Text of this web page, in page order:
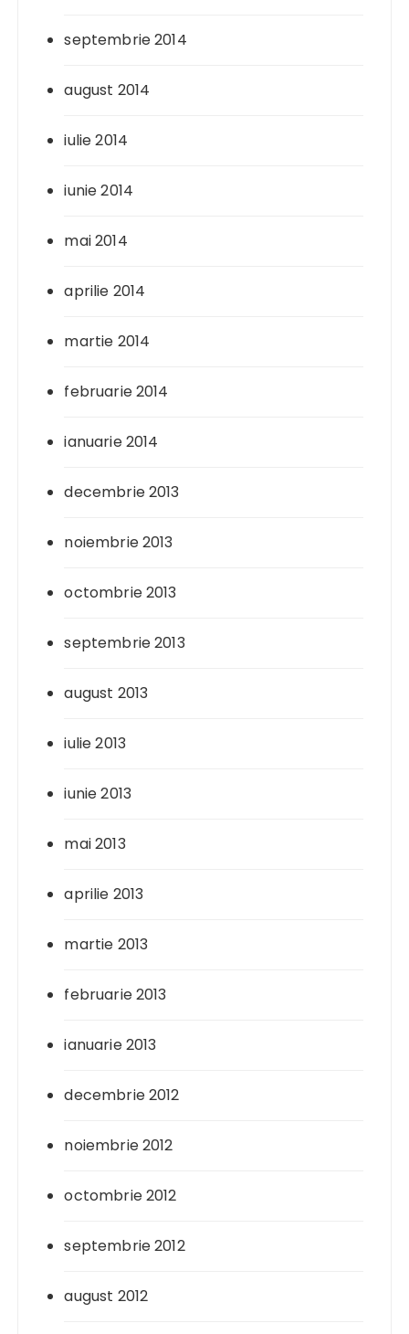
septembrie 2014
august 2014
iulie 2014
iunie 2014
mai 2014
aprilie 2014
martie 2014
februarie 2014
ianuarie 2014
decembrie 2013
noiembrie 2013
octombrie 2013
septembrie 2013
august 2013
iulie 2013
iunie 2013
mai 2013
aprilie 2013
martie 2013
februarie 2013
ianuarie 2013
decembrie 2012
noiembrie 2012
octombrie 2012
septembrie 2012
august 2012